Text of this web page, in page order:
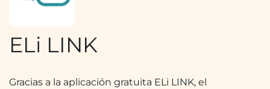
ELi LINK
Gracias a la aplicación gratuita ELi LINK, el